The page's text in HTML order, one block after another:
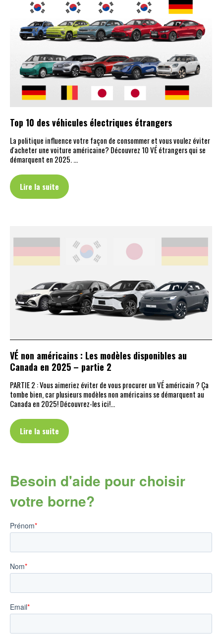
Top 10 des véhicules électriques étrangers
La politique influence votre façon de consommer et vous voulez éviter
d'acheter une voiture américaine? Découvrez 10 VÉ étrangers qui se
démarquent en 2025. …
Lire la suite
VÉ non américains : Les modèles disponibles au
Canada en 2025 – partie 2
PARTIE 2 : Vous aimeriez éviter de vous procurer un VÉ américain ? Ça
tombe bien, car plusieurs modèles non américains se démarquent au
Canada en 2025! Découvrez-les ici!…
Lire la suite